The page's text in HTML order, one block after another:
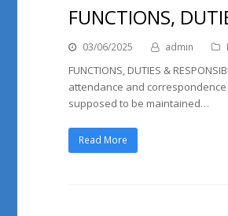
FUNCTIONS,
03/06/2025 admin
FUNCTIONS, DUTIES &
attendance and
supposed to be maintained…
Read More